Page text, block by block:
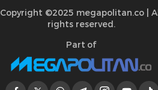
Copyright ©2025 megapolitan.co | All
rights reserved.
Part of